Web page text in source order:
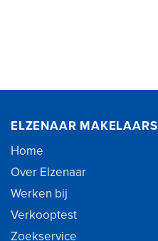
ELZENAAR MAKELAARS
Home
Over Elzenaar
Werken bij
Verkooptest
Zoekservice